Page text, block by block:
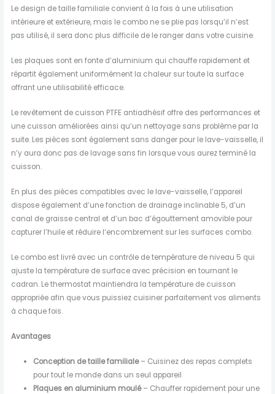
Le design de taille familiale convient à la fois à une utilisation
intérieure et extérieure, mais le combo ne se plie pas lorsqu’il n’est
pas utilisé, il sera donc plus difficile de le ranger dans votre cuisine.
Les plaques sont en fonte d’aluminium qui chauffe rapidement et
répartit également uniformément la chaleur sur toute la surface
offrant une utilisabilité efficace.
Le revêtement de cuisson PTFE antiadhésif offre des performances et
une cuisson améliorées ainsi qu’un nettoyage sans problème par la
suite. Les pièces sont également sans danger pour le lave-vaisselle, il
n’y aura donc pas de lavage sans fin lorsque vous aurez terminé la
cuisson.
En plus des pièces compatibles avec le lave-vaisselle, l’appareil
dispose également d’une fonction de drainage inclinable 5, d’un
canal de graisse central et d’un bac d’égouttement amovible pour
capturer l’huile et réduire l’encombrement sur les surfaces combo.
Le combo est livré avec un contrôle de température de niveau 5 qui
ajuste la température de surface avec précision en tournant le
cadran. Le thermostat maintiendra la température de cuisson
appropriée afin que vous puissiez cuisiner parfaitement vos aliments
à chaque fois.
Avantages
Conception de taille familiale– Cuisinez des repas complets
pour tout le monde dans un seul appareil
Plaques en aluminium moulé– Chauffer rapidement pour une